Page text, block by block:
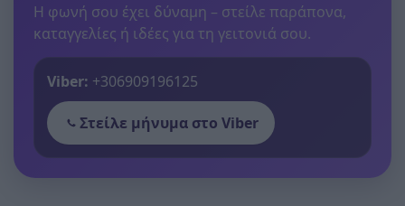
Η φωνή σου έχει δύναμη – στείλε παράπονα,
καταγγελίες ή ιδέες για τη γειτονιά σου.
Viber: +306909196125
Στείλε μήνυμα στο Viber